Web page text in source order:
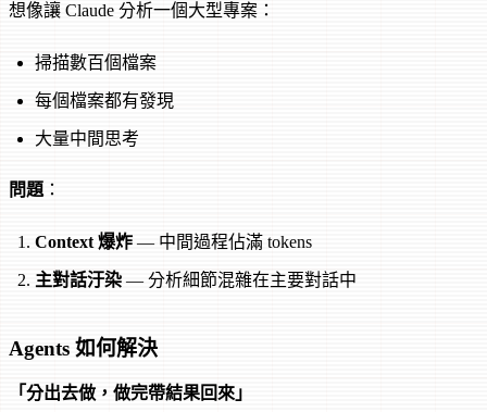
想像讓 Claude 分析一個大型專案：
掃描數百個檔案
每個檔案都有發現
大量中間思考
問題 ：
Context 爆炸— 中間過程佔滿 tokens
主對話汙染— 分析細節混雜在主要對話中
Agents 如何解決
「分出去做，做完帶結果回來」